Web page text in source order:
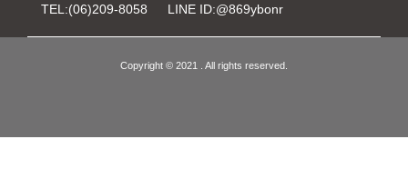
TEL:(06)209-8058 LINE ID:@869ybonr
Copyright © 2021 . All rights reserved.